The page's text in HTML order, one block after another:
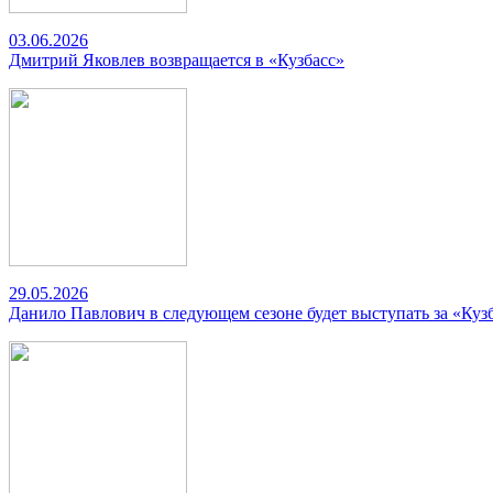
03.06.2026
Дмитрий Яковлев возвращается в «Кузбасс»
29.05.2026
Данило Павлович в следующем сезоне будет выступать за